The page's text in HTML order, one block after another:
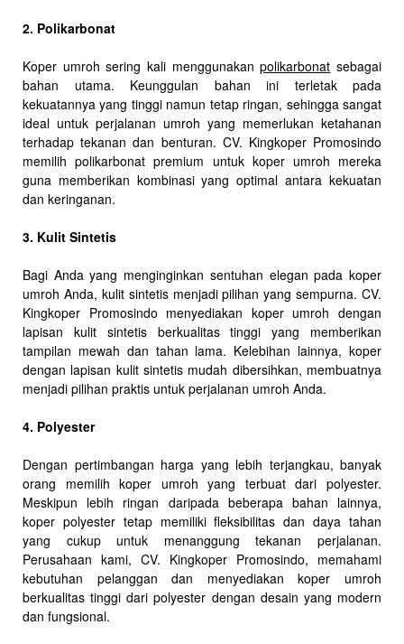
2. Polikarbonat
Koper umroh sering kali menggunakanpolikarbonat sebagai
bahan utama. Keunggulan bahan ini terletak pada
kekuatannya yang tinggi namun tetap ringan, sehingga sangat
ideal untuk perjalanan umroh yang memerlukan ketahanan
terhadap tekanan dan benturan. CV. Kingkoper Promosindo
memilih polikarbonat premium untuk koper umroh mereka
guna memberikan kombinasi yang optimal antara kekuatan
dan keringanan.
3. Kulit Sintetis
Bagi Anda yang menginginkan sentuhan elegan pada koper
umroh Anda, kulit sintetis menjadi pilihan yang sempurna. CV.
Kingkoper Promosindo menyediakan koper umroh dengan
lapisan kulit sintetis berkualitas tinggi yang memberikan
tampilan mewah dan tahan lama. Kelebihan lainnya, koper
dengan lapisan kulit sintetis mudah dibersihkan, membuatnya
menjadi pilihan praktis untuk perjalanan umroh Anda.
4. Polyester
Dengan pertimbangan harga yang lebih terjangkau, banyak
orang memilih koper umroh yang terbuat dari polyester.
Meskipun lebih ringan daripada beberapa bahan lainnya,
koper polyester tetap memiliki fleksibilitas dan daya tahan
yang cukup untuk menanggung tekanan perjalanan.
Perusahaan kami, CV. Kingkoper Promosindo, memahami
kebutuhan pelanggan dan menyediakan koper umroh
berkualitas tinggi dari polyester dengan desain yang modern
dan fungsional.